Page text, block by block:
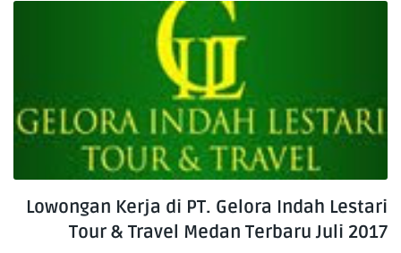
Lowongan Kerja di PT. Gelora Indah Lestari
Tour & Travel Medan Terbaru Juli 2017